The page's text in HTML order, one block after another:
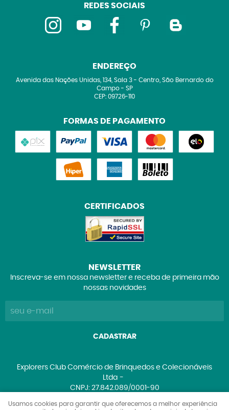
REDES SOCIAIS
ENDEREÇO
Avenida das Nações Unidas, 134, Sala 3- Centro, São Bernardo do
Campo- SP
CEP: 09726-110
FORMAS DE PAGAMENTO
CERTIFICADOS
NEWSLETTER
Inscreva-se em nossa newsletter e receba de primeira mão
nossas novidades
CADASTRAR
Explorers Club Comércio de Brinquedos e Colecionáveis
Ltda
CNPJ: 27.842.089/0001-90
Usamos cookies para garantir que oferecemos a melhor experiência